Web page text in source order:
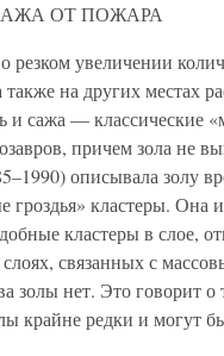
ОТ ПОЖАРА
резком увеличении
на других местах
и сажа — классические
причем зола не
описывала золу
гроздья» кластеры. Она
кластеры в слое,
связанных с
золы нет. Это говорит о
крайне редки и могут